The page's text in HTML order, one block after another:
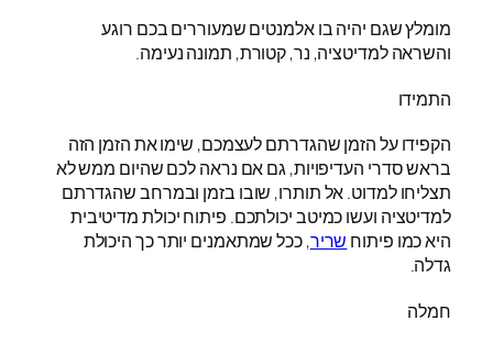
מומלץ שגם יהיה בו אלמנטים שמעוררים בכם רוגע
והשראה למדיטציה, נר, קטורת, תמונה נעימה.
התמידו
הקפידו על הזמן שהגדרתם לעצמכם, שימו את הזמן הזה
בראש סדרי העדיפויות, גם אם נראה לכם שהיום ממש לא
תצליחו למדוט. אל תותרו, שובו בזמן ובמרחב שהגדרתם
למדיטציה ועשו כמיטב יכולתכם. פיתוח יכולת מדיטיבית
היא כמו פיתוח שריר, ככל שמתאמנים יותר כך היכולת
גדלה.
חמלה